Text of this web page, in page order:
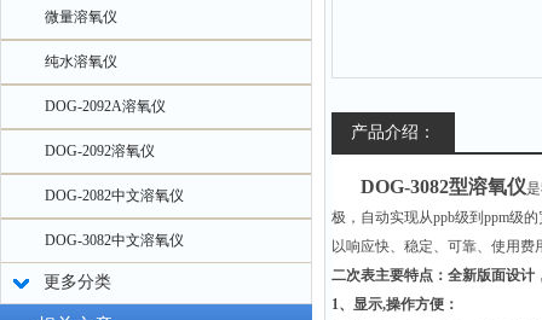
微量溶氧仪
纯水溶氧仪
DOG-2092A溶氧仪
DOG-2092溶氧仪
DOG-2082中文溶氧仪
DOG-3082中文溶氧仪
更多分类
产品介绍：
DOG-3082型溶氧仪
极，自动实现从ppb级到 ppm级的
以响应快、稳定、可靠、使用
二次表主要特点： 全新版面设计
1、显示,操作方便：